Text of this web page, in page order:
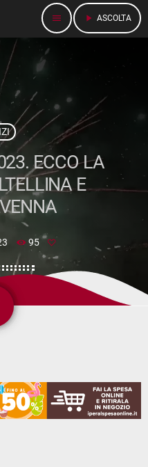
menu play_arrow ASCOLTA
ECCO LA
E
95